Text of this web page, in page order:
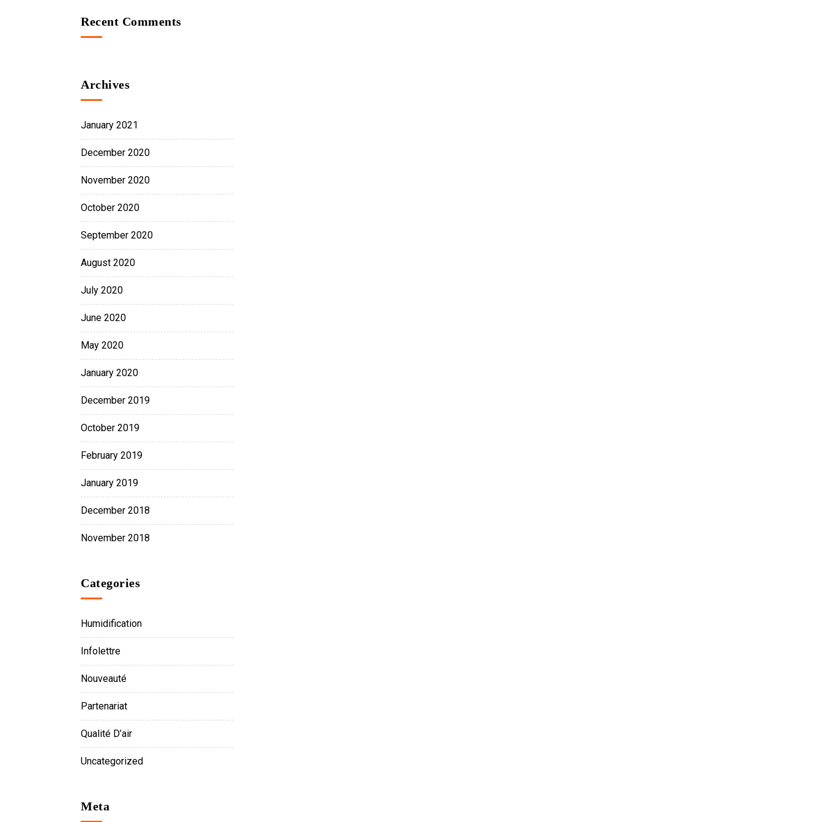
Recent Comments
Archives
January 2021
December 2020
November 2020
October 2020
September 2020
August 2020
July 2020
June 2020
May 2020
January 2020
December 2019
October 2019
February 2019
January 2019
December 2018
November 2018
Categories
Humidification
Infolettre
Nouveauté
Partenariat
Qualité D’air
Uncategorized
Meta